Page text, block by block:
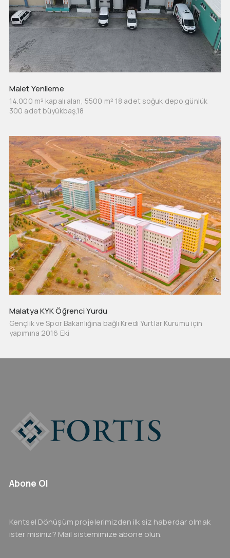
Malet Yenileme
14.000 m² kapalı alan, 5500 m² 18 adet soğuk depo günlük
300 adet büyükbaş,18
Malatya KYK Öğrenci Yurdu
Gençlik ve Spor Bakanlığına bağlı Kredi Yurtlar Kurumu için
yapımına 2016 Eki
Abone Ol
Kentsel Dönüşüm projelerimizden ilk siz haberdar olmak
ister misiniz? Mail sistemimize abone olun.